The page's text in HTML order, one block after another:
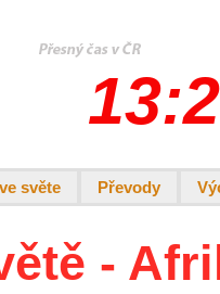
světe Převody
-